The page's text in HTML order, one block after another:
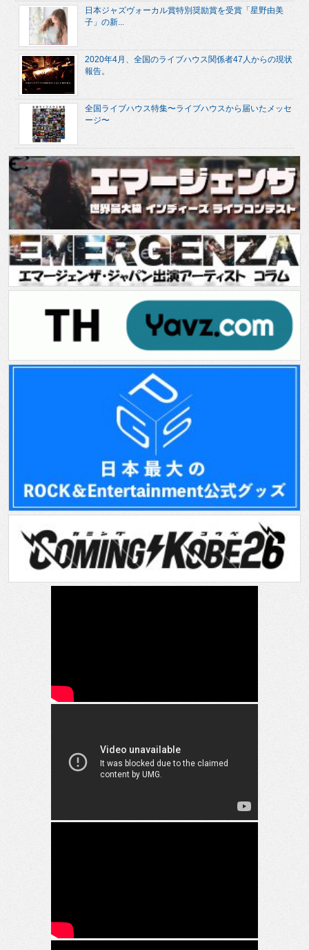
日本ジャズヴォーカル賞特別奨励賞を受賞「星野由美
子」の新...
2020年4月、全国のライブハウス関係者47人からの現状
報告。
全国ライブハウス特集〜ライブハウスから届いたメッセ
ージ〜